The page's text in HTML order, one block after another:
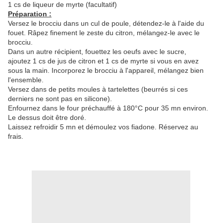
1 cs de liqueur de myrte (facultatif)
Préparation :
Versez le brocciu dans un cul de poule, détendez-le à l'aide du
fouet. Râpez finement le zeste du citron, mélangez-le avec le
brocciu.
Dans un autre récipient, fouettez les oeufs avec le sucre,
ajoutez 1 cs de jus de citron et 1 cs de myrte si vous en avez
sous la main. Incorporez le brocciu à l'appareil, mélangez bien
l'ensemble.
Versez dans de petits moules à tartelettes (beurrés si ces
derniers ne sont pas en silicone).
Enfournez dans le four préchauffé à 180°C pour 35 mn environ.
Le dessus doit être doré.
Laissez refroidir 5 mn et démoulez vos fiadone. Réservez au
frais.